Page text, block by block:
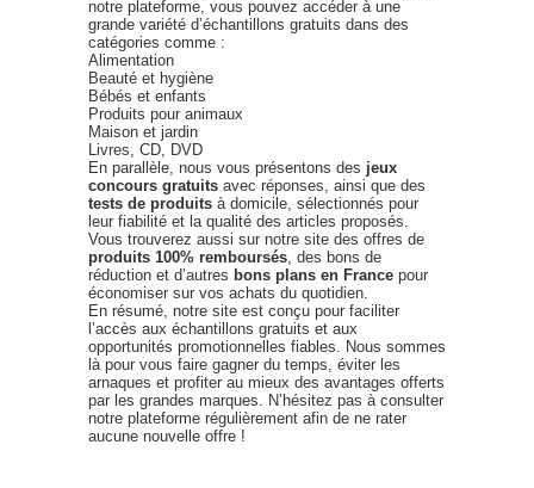
notre plateforme, vous pouvez accéder à une
grande variété d’échantillons gratuits dans des
catégories comme :
Alimentation
Beauté et hygiène
Bébés et enfants
Produits pour animaux
Maison et jardin
Livres, CD, DVD
En parallèle, nous vous présentons des jeux
concours gratuits avec réponses, ainsi que des
tests de produits à domicile, sélectionnés pour
leur fiabilité et la qualité des articles proposés.
Vous trouverez aussi sur notre site des offres de
produits 100% remboursés, des bons de
réduction et d’autres bons plans en France pour
économiser sur vos achats du quotidien.
En résumé, notre site est conçu pour faciliter
l’accès aux échantillons gratuits et aux
opportunités promotionnelles fiables. Nous sommes
là pour vous faire gagner du temps, éviter les
arnaques et profiter au mieux des avantages offerts
par les grandes marques. N’hésitez pas à consulter
notre plateforme régulièrement afin de ne rater
aucune nouvelle offre !